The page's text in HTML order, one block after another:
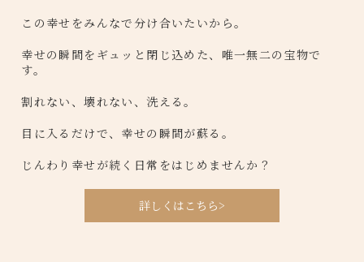
この幸せをみんなで分け合いたいから。
幸せの瞬間をギュッと閉じ込めた、唯一無二の宝物で
す。
割れない、壊れない、洗える。
目に入るだけで、幸せの瞬間が蘇る。
じんわり幸せが続く日常をはじめませんか？
詳しくはこちら>